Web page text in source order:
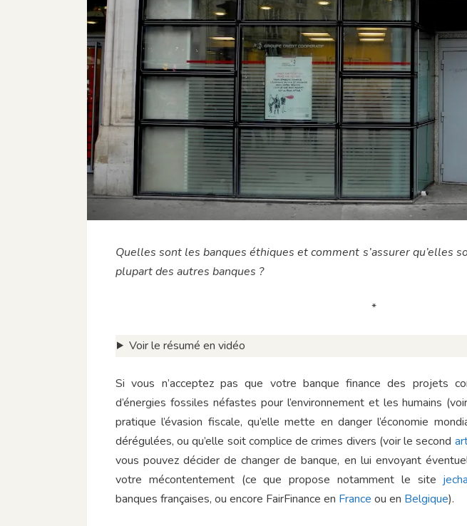
Quelles sont les banques éthiques et comment s’assurer qu’elles
plupart des autres banques ?
*
Voir le résumé en vidéo
Si vous n’acceptez pas que votre banque finance des projets
d’énergies fossiles néfastes pour l’environnement et les humains
pratique l’évasion fiscale, qu’elle mette en danger l’économie
dérégulées, ou qu’elle soit complice de crimes divers (voir le second
vous pouvez décider de changer de banque, en lui envoyant
votre mécontentement (ce que propose notamment le site
banques françaises, ou encore FairFinance en France ou en Belgique).